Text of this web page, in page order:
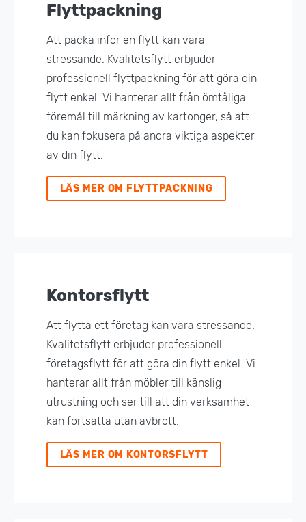
Flyttpackning
Att packa inför en flytt kan vara
stressande. Kvalitetsflytt erbjuder
professionell flyttpackning för att göra din
flytt enkel. Vi hanterar allt från ömtåliga
föremål till märkning av kartonger, så att
du kan fokusera på andra viktiga aspekter
av din flytt.
LÄS MER OM FLYTTPACKNING
Kontorsflytt
Att flytta ett företag kan vara stressande.
Kvalitetsflytt erbjuder professionell
företagsflytt för att göra din flytt enkel. Vi
hanterar allt från möbler till känslig
utrustning och ser till att din verksamhet
kan fortsätta utan avbrott.
LÄS MER OM KONTORSFLYTT